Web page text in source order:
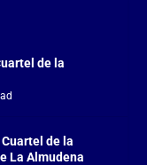
de la
de la
La Almudena